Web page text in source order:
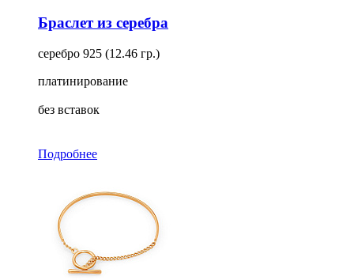
Браслет из серебра
серебро 925 (12.46 гр.)
платинирование
без вставок
Подробнее